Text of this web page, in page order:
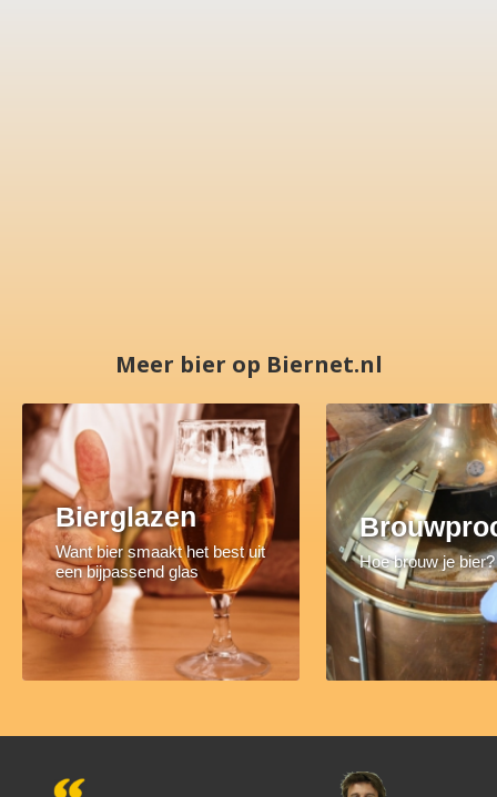
Meer bier op Biernet.nl
Bierglazen
Want bier smaakt het best uit
een bijpassend glas
Hoe brouw je bier?